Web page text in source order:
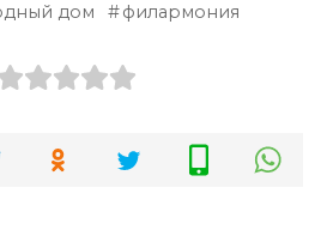
дом филармония